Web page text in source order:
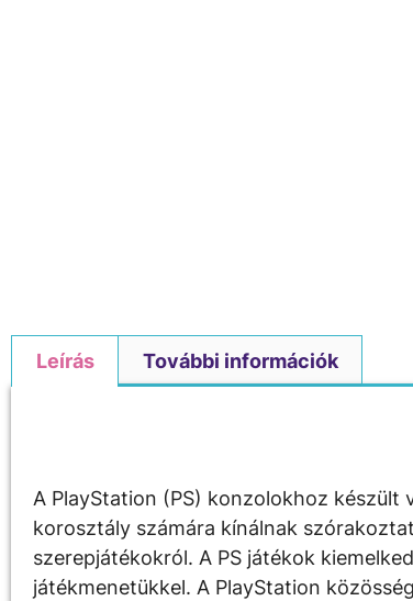
Leírás További információk
A PlayStation (PS) konzolokhoz
korosztály számára kínálnak
szerepjátékokról. A PS játékok
játékmenetükkel. A PlayStation